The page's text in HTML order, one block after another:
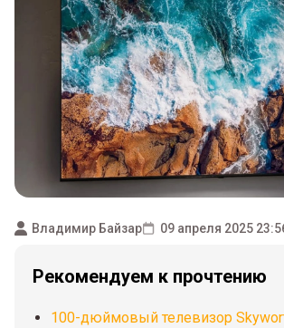
Владимир Байзар 09 апреля 2025
Рекомендуем к прочтению
100-дюймовый телевизор